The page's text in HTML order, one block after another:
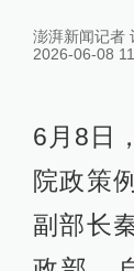
澎湃新闻记者
2026-06-08
6月8日
院政策
副部长